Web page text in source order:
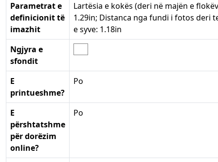
Parametrat e
definicionit të
imazhit
Lartësia e kokës (deri në majën e
1.29in; Distanca nga fundi i fotos deri
e syve: 1.18in
Ngjyra e
sfondit
E
printueshme?
Po
E
përshtatshme
për dorëzim
online?
Po